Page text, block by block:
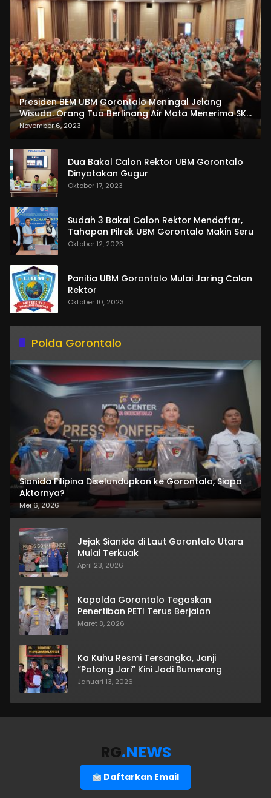
Presiden BEM UBM Gorontalo Meningal Jelang
Wisuda. Orang Tua Berlinang Air Mata Menerima SKL
dan Pemasangan Salempang
November 6, 2023
Dua Bakal Calon Rektor UBM Gorontalo
Dinyatakan Gugur
Oktober 17, 2023
Sudah 3 Bakal Calon Rektor Mendaftar,
Tahapan Pilrek UBM Gorontalo Makin Seru
Oktober 12, 2023
Panitia UBM Gorontalo Mulai Jaring Calon
Rektor
Oktober 10, 2023
Polda Gorontalo
Sianida Filipina Diselundupkan ke Gorontalo, Siapa
Aktornya?
Mei 6, 2026
Jejak Sianida di Laut Gorontalo Utara
Mulai Terkuak
April 23, 2026
Kapolda Gorontalo Tegaskan
Penertiban PETI Terus Berjalan
Maret 8, 2026
Ka Kuhu Resmi Tersangka, Janji
“Potong Jari” Kini Jadi Bumerang
Januari 13, 2026
RG.NEWS
Daftarkan Email